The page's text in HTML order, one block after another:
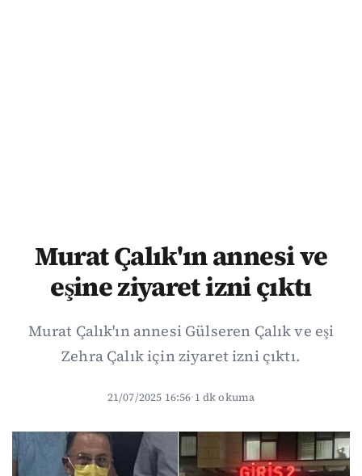
Murat Çalık'ın annesi ve
eşine ziyaret izni çıktı
Murat Çalık'ın annesi Gülseren Çalık ve eşi
Zehra Çalık için ziyaret izni çıktı.
21/07/2025 16:56·1 dk okuma